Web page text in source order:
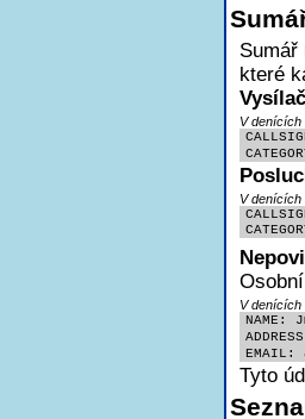
které
V denících
V denících
V denících
NAME:
EMAIL:
Tyto